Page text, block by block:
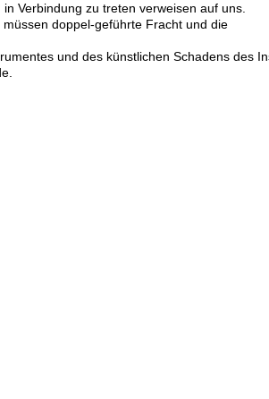
Verbindung zu treten verweisen auf uns.
doppel-geführte Fracht und die
und des künstlichen Schadens des